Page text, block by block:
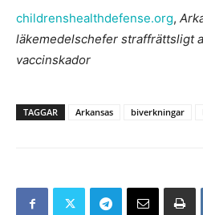
childrenshealthdefense.org,
läkemedelschefer straffrättsligt
vaccinskador
TAGGAR Arkansas biverkningar